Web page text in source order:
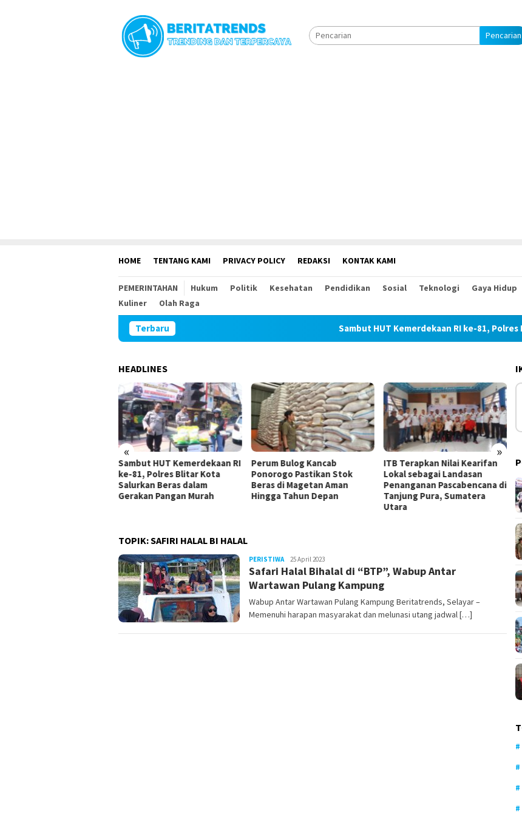
Pencarian
HOME TENTANG KAMI PRIVACY POLICY REDAKSI KONTAK KAMI
PEMERINTAHAN Hukum Politik Kesehatan Pendidikan Sosial Teknologi Gaya Hidup
Kuliner
Olah Raga
Terbaru Sambut HUT Kemerdekaan RI ke-81, Polres Blitar
HEADLINES
« »
Sambut HUT Kemerdekaan RI
ke-81, Polres Blitar Kota
Salurkan Beras dalam
Gerakan Pangan Murah
Perum Bulog Kancab
Ponorogo Pastikan Stok
Beras di Magetan Aman
Hingga Tahun Depan
ITB Terapkan Nilai Kearifan
Lokal sebagai Landasan
Penanganan Pascabencana di
Tanjung Pura, Sumatera
Ponorogo
Budaya 19 Hari
Jadi ke-530
TOPIK:SAFIRI HALAL BI HALAL
PERISTIWALilikAbdi
25 April 2023
Safari Halal Bihalal di “BTP”, Wabup Antar
Wartawan Pulang Kampung
Wabup Antar Wartawan Pulang Kampung Beritatrends, Selayar –
Memenuhi harapan masyarakat dan melunasi utang jadwal […]